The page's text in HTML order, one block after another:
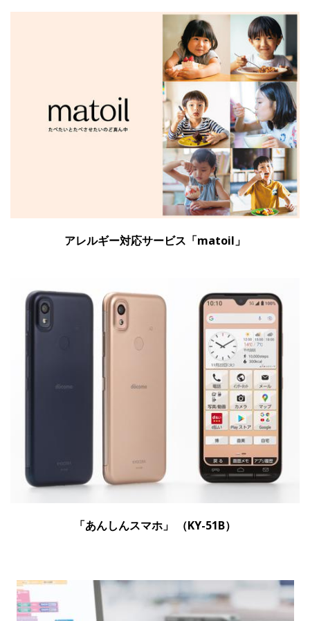
アレルギー対応サービス「matoil」
「あんしんスマホ」 （KY-51B）